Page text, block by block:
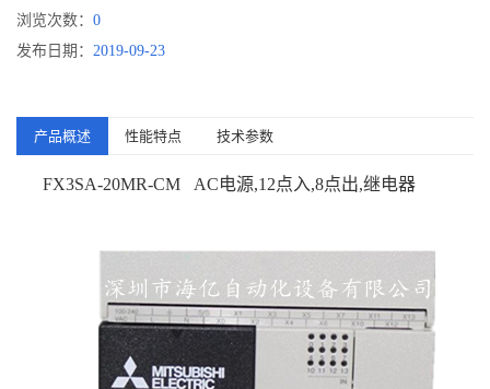
浏览次数： 0
发布日期： 2019-09-23
产品概述 性能特点 技术参数
FX3SA-20MR-CM AC电源,12点入,8点出,继电器